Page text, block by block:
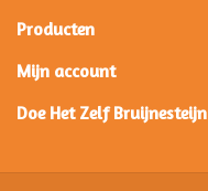
Producten
Mijn account
Doe Het Zelf Bruijnesteijn